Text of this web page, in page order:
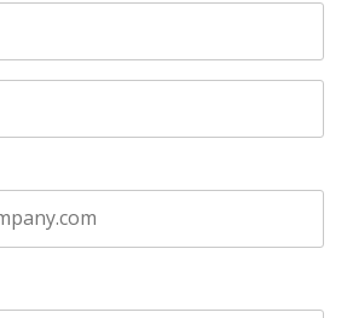
purposes and should be